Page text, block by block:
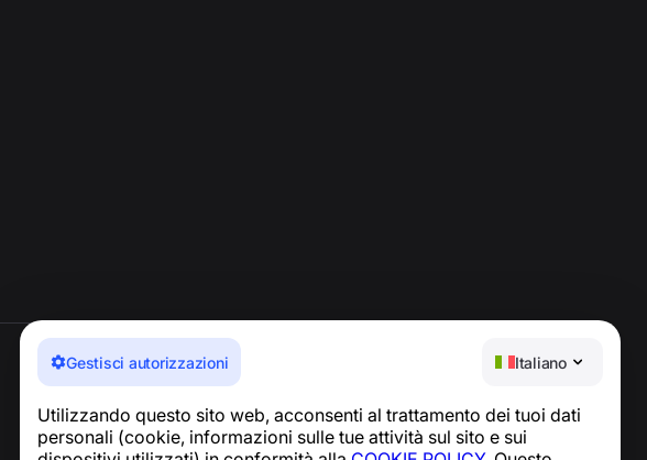
Gestisci autorizzazioni Italiano
Utilizzando questo sito web, acconsenti al trattamento dei tuoi dati
personali (cookie, informazioni sulle tue attività sul sito e sui
Centro assistenza
Notizie e articoli